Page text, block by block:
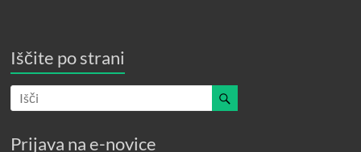
Iščite po strani
Prijava na e-novice